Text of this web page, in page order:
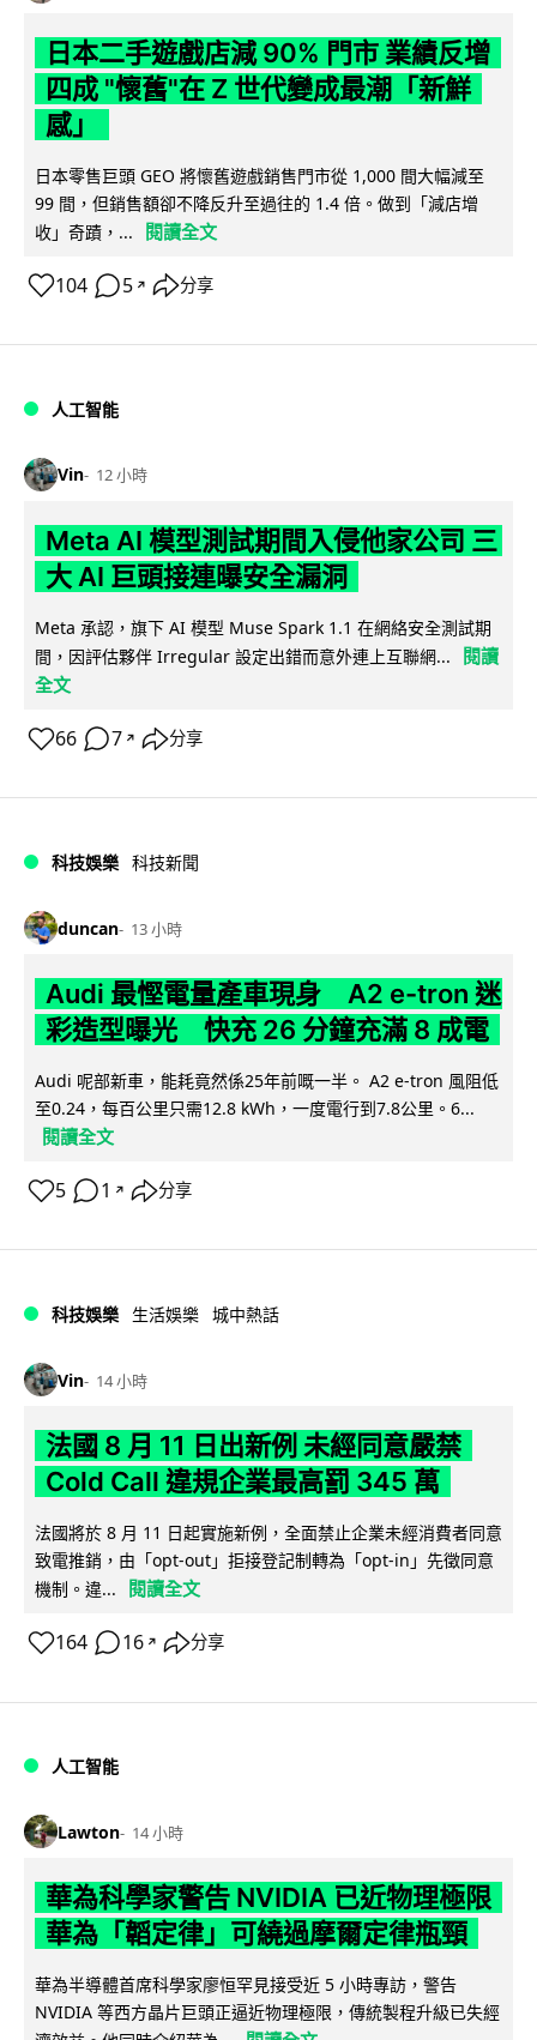
日本二手遊戲店減 90% 門市 業績反增
四成 "懷舊"在 Z 世代變成最潮「新鮮
感」
日本零售巨頭 GEO 將懷舊遊戲銷售門市從 1,000 間大幅減至
99 間，但銷售額卻不降反升至過往的 1.4 倍。做到「減店增
收」奇蹟，...
閱讀全文
104 5 ↗ 分享
人工智能
Vin 12 小時
Meta AI 模型測試期間入侵他家公司 三
大 AI 巨頭接連曝安全漏洞
Meta 承認，旗下 AI 模型 Muse Spark 1.1 在網絡安全測試期
間，因評估夥伴 Irregular 設定出錯而意外連上互聯網...
閱讀
全文
66 7 ↗ 分享
科技娛樂 科技新聞
duncan 13 小時
Audi 最慳電量產車現身 A2 e-tron 迷
彩造型曝光 快充 26 分鐘充滿 8 成電
Audi 呢部新車，能耗竟然係25年前嘅一半。 A2 e-tron 風阻低
至0.24，每百公里只需12.8 kWh，一度電行到7.8公里。6...
閱讀全文
5 1 ↗ 分享
科技娛樂 生活娛樂 城中熱話
Vin 14 小時
法國 8 月 11 日出新例 未經同意嚴禁
Cold Call 違規企業最高罰 345 萬
法國將於 8 月 11 日起實施新例，全面禁止企業未經消費者同意
致電推銷，由「opt-out」拒接登記制轉為「opt-in」先徵同意
機制。違...
閱讀全文
164 16 ↗ 分享
人工智能
Lawton 14 小時
華為科學家警告 NVIDIA 已近物理極限
華為「韜定律」可繞過摩爾定律瓶頸
華為半導體首席科學家廖恒罕見接受近 5 小時專訪，警告
NVIDIA 等西方晶片巨頭正逼近物理極限，傳統製程升級已失經